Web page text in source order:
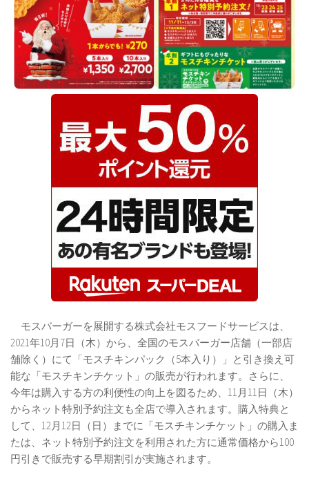
モスバーガーを展開する株式会社モスフードサービスは、
2021年10月7日（木）から、全国のモスバーガー店舗（一部店
舗除く）にて「モスチキンパック（5本入り）」と引き換え可
能な「モスチキンチケット」の販売が行われます。さらに、
今年は購入する方の利便性の向上を図るため、11月11日（木）
からネット特別予約注文も全店で導入されます。購入特典と
して、12月12日（日）までに「モスチキンチケット」の購入ま
たは、ネット特別予約注文を利用された方に通常価格から100
円引きで販売する早期割引が実施されます。